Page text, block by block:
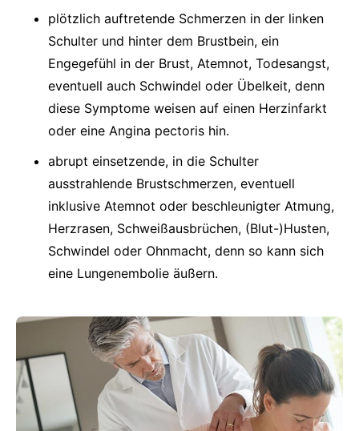
plötzlich auftretende Schmerzen in der linken
Schulter und hinter dem Brustbein, ein
Engegefühl in der Brust, Atemnot, Todesangst,
eventuell auch Schwindel oder Übelkeit, denn
diese Symptome weisen auf einen Herzinfarkt
oder eine Angina pectoris hin.
abrupt einsetzende, in die Schulter
ausstrahlende Brustschmerzen, eventuell
inklusive Atemnot oder beschleunigter Atmung,
Herzrasen, Schweißausbrüchen, (Blut-)Husten,
Schwindel oder Ohnmacht, denn so kann sich
eine Lungenembolie äußern.